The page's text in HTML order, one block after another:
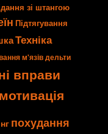
зі штангою
Підтягування
Техніка
м'язівдельти
вправи
мотивація
похудання